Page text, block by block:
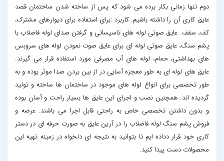
دوم تنها زمانی بکار برده می شود که پس از ساخته شدن ساختمان قصد
عایق کاری آن را داشته باشیم. کاربرد :برای استفاده برای دیوارهای مشترک،
کف، سقف. عایق صوتی لوله های تاسیساتی و گرفتن صدای لوله فاضلاب با
پشم سنگ، عایق صوتی لوله ای برای عایق صوت نمودن لوله های سروبس
های بهداشتی، حمام، لوله های آب مصرفی مورد استفاده قرار می گیرند.
عایق های لوله ای به طور معجزه آسایی در از بین بردن صدا موثر بوده و به
طور تخصصی برای انواع لوله های موجود در ساختمان ها ساخته و تولید
گردیده اند. همچنین نصب و اجرای این عایق ها بسیار راحت و آسان بوده
و بدون داشتن تخصصی خاص به راحتی قابل اجرا می باشند. عرضه و
فروش پشم سنگ لوله فاضلاب را در آرین عایق به صورت حرفه ای در دستر
کاری خود قرار دداده ایم تا بتوانید به نتیجه ای دلخواه در زمینه تهیه این
محصولات دست پیدا کنید.